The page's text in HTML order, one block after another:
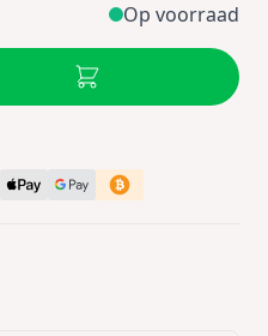
Op voorraad